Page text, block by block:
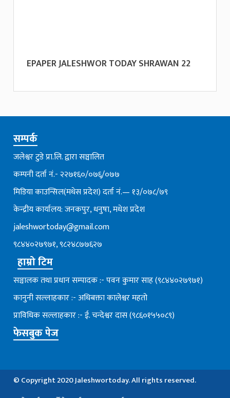
EPAPER JALESHWOR TODAY SHRAWAN 22
सम्पर्क
जलेश्वर टुडे प्रा.लि. द्वारा सञ्चालित
कम्पनी दर्ता नं.- २२७१६०/०७६्/०७७
मिडिया काउन्सिल(मधेस प्रदेश) दर्ता नं.— १३/०७८/७९
केन्द्रीय कार्यालय: जनकपुर, धनुषा, मधेश प्रदेश
jaleshwortoday@gmail.com
९८४४०२७९७१, ९८२४८७७६२७
हाम्रो टिम
सञ्चालक तथा प्रधान सम्पादक :- पवन कुमार साह (९८४४०२७९७१)
कानुनी सल्लाहकार :- अधिबक्ता कालेश्वर महतो
प्राविधिक सल्लाहकार :- ई. चन्देश्वर दास (९८६०१५५०८९)
फेसबुक पेज
© Copyright 2020 Jaleshwortoday. All rights reserved.